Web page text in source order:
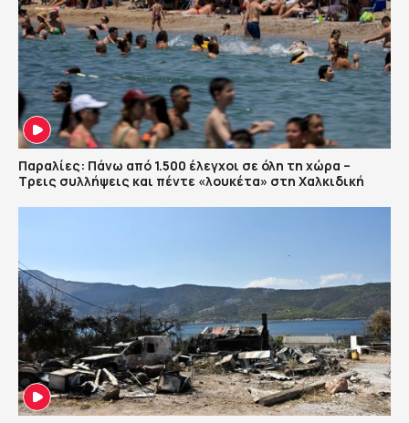
Παραλίες: Πάνω από 1.500 έλεγχοι σε όλη τη χώρα –
Τρεις συλλήψεις και πέντε «λουκέτα» στη Χαλκιδική